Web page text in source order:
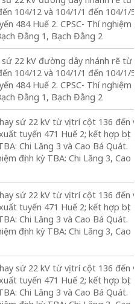
104/12 và 104/1/1 đến 104/1/5
484 Huế 2. CPSC- Thí nghiệm
Đằng 1, Bạch Đằng 2
22 kV đường dây nhánh rẽ từ vị
104/12 và 104/1/1 đến 104/1/5
484 Huế 2. CPSC- Thí nghiệm
Đằng 1, Bạch Đằng 2
sứ 22 kV từ vị trí cột 136 đến vị
tuyến 471 Huế 2; kết hợp bịt
Chi Lăng 3 và Cao Bá Quát.
định kỳ TBA: Chi Lăng 3, Cao
sứ 22 kV từ vị trí cột 136 đến vị
tuyến 471 Huế 2; kết hợp bịt
Chi Lăng 3 và Cao Bá Quát.
định kỳ TBA: Chi Lăng 3, Cao
sứ 22 kV từ vị trí cột 136 đến vị
tuyến 471 Huế 2; kết hợp bịt
Chi Lăng 3 và Cao Bá Quát.